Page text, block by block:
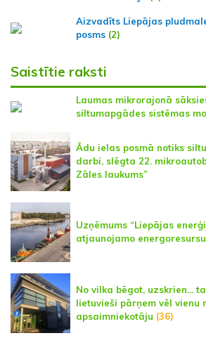
Aizvadīts Liepājas
posms (2)
Saistītie raksti
Laumas mikrorajonā
siltumapgādes sistēmas
Ādu ielas posmā notiks
darbi, slēgta 22.
Zāles laukums”
Uzņēmums “Liepājas
atjaunojamo
No vilka bēgot, uzskrien...
lietuvieši pārņem vēl vienu
apsaimniekotāju (36)